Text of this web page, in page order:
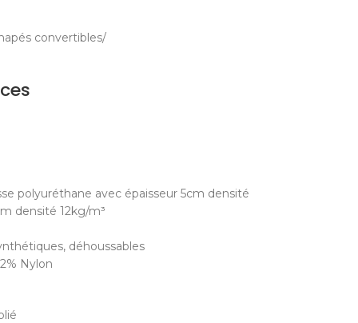
convertibles
polyuréthane avec épaisseur 5cm densité
densité 12kg/m³
déhoussables
Nylon